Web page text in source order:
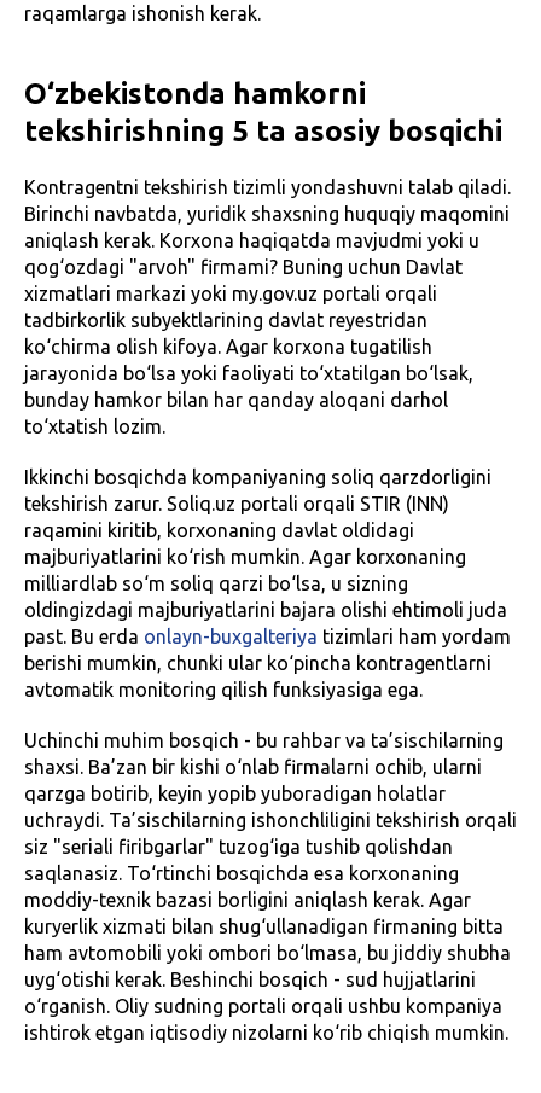
raqamlarga ishonish kerak.
O‘zbekistonda hamkorni
tekshirishning 5 ta asosiy bosqichi
Kontragentni tekshirish tizimli yondashuvni talab qiladi.
Birinchi navbatda, yuridik shaxsning huquqiy maqomini
aniqlash kerak. Korxona haqiqatda mavjudmi yoki u
qog‘ozdagi "arvoh" firmami? Buning uchun Davlat
xizmatlari markazi yoki my.gov.uz portali orqali
tadbirkorlik subyektlarining davlat reyestridan
ko‘chirma olish kifoya. Agar korxona tugatilish
jarayonida bo‘lsa yoki faoliyati to‘xtatilgan bo‘lsak,
bunday hamkor bilan har qanday aloqani darhol
to‘xtatish lozim.
Ikkinchi bosqichda kompaniyaning soliq qarzdorligini
tekshirish zarur. Soliq.uz portali orqali STIR (INN)
raqamini kiritib, korxonaning davlat oldidagi
majburiyatlarini ko‘rish mumkin. Agar korxonaning
milliardlab so‘m soliq qarzi bo‘lsa, u sizning
oldingizdagi majburiyatlarini bajara olishi ehtimoli juda
past. Bu erda onlayn-buxgalteriya tizimlari ham yordam
berishi mumkin, chunki ular ko‘pincha kontragentlarni
avtomatik monitoring qilish funksiyasiga ega.
Uchinchi muhim bosqich - bu rahbar va ta’sischilarning
shaxsi. Ba’zan bir kishi o‘nlab firmalarni ochib, ularni
qarzga botirib, keyin yopib yuboradigan holatlar
uchraydi. Ta’sischilarning ishonchliligini tekshirish orqali
siz "seriali firibgarlar" tuzog‘iga tushib qolishdan
saqlanasiz. To‘rtinchi bosqichda esa korxonaning
moddiy-texnik bazasi borligini aniqlash kerak. Agar
kuryerlik xizmati bilan shug‘ullanadigan firmaning bitta
ham avtomobili yoki ombori bo‘lmasa, bu jiddiy shubha
uyg‘otishi kerak. Beshinchi bosqich - sud hujjatlarini
o‘rganish. Oliy sudning portali orqali ushbu kompaniya
ishtirok etgan iqtisodiy nizolarni ko‘rib chiqish mumkin.